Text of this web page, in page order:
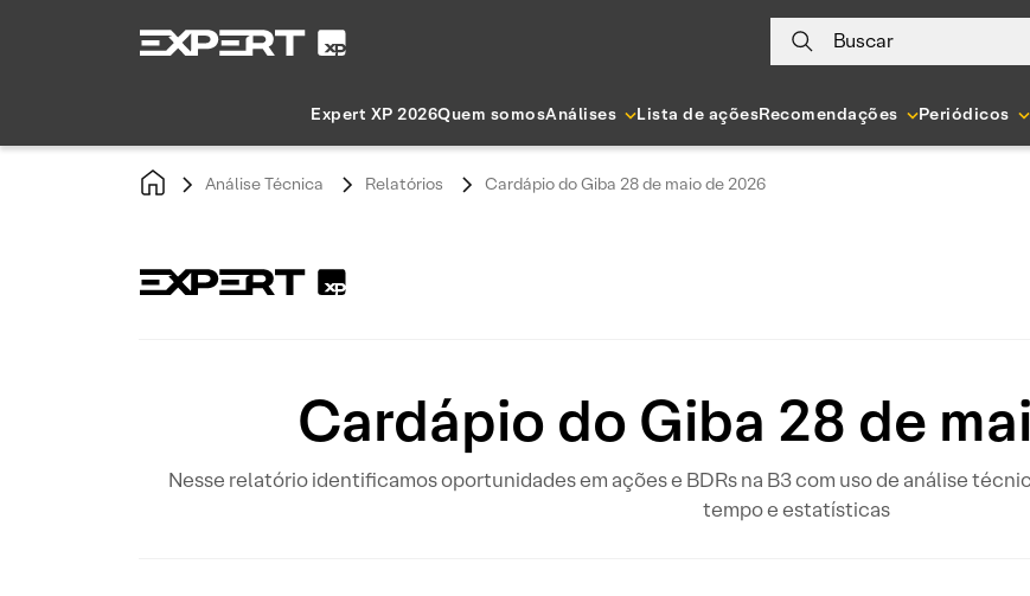
Buscar
Expert XP 2026Quem somosAnálises Lista de açõesRecomendações Periódicos
Análise Técnica Relatórios Cardápio do Giba 28 de maio de 2026
Cardápio do Giba 28 de
Nesse relatório identificamos oportunidades em ações e BDRs na B3 com uso de análise
tempo e estatísticas